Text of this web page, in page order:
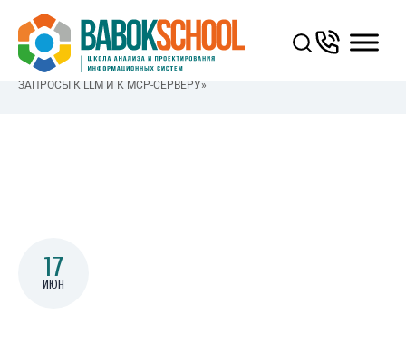
You Are Here:
ГЛАВНАЯ
ОТКРЫТЫЙ ВЕБИНАР «ИИ В POSTMAN: ВСТРОЕННЫЙ АГЕНТ,
ЗАПРОСЫ К LLM И К MCP-СЕРВЕРУ»
17
ИЮН